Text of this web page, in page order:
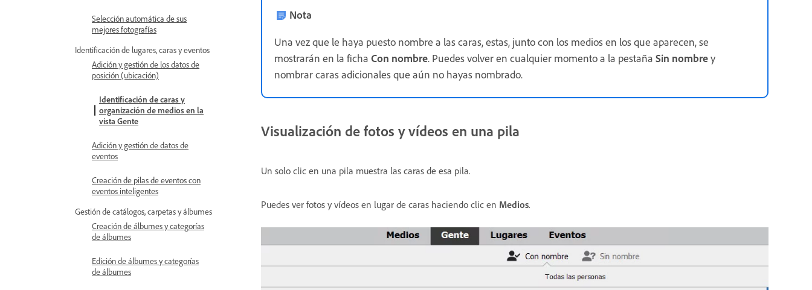
Selección automática de sus
mejores fotografías
Identificación de lugares, caras y eventos
Adición y gestión de los datos de
posición (ubicación)
Identificación de caras y
organización de medios en la
vista Gente
Adición y gestión de datos de
eventos
Creación de pilas de eventos con
eventos inteligentes
Gestión de catálogos, carpetas y álbumes
Creación de álbumes y categorías
de álbumes
Edición de álbumes y categorías
de álbumes
Nota
Una vez que le haya puesto nombre a las caras, estas, junto con los medios en los que aparecen, se
mostrarán en la ficha Con nombre. Puedes volver en cualquier momento a la pestaña Sin nombrey
nombrar caras adicionales que aún no hayas nombrado.
Visualización de fotos y vídeos en una pila
Un solo clic en una pila muestra las caras de esa pila.
Puedes ver fotos y vídeos en lugar de caras haciendo clic en Medios.